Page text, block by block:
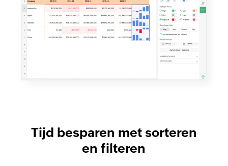
Tijd besparen met sorteren
en filteren